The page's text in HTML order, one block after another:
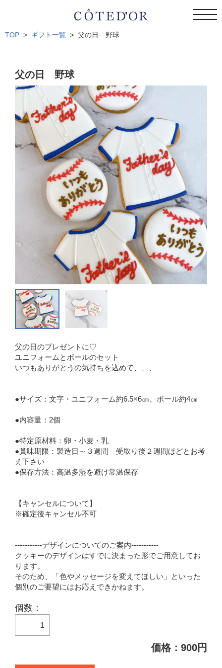
TOP ギフト一覧 父の日 野球
父の日 野球
父の日のプレゼントに♡
ユニフォームとボールのセット
いつもありがとうの気持ちを込めて、、、
●サイズ：文字・ユニフォーム約6.5×6㎝、ボール約4㎝
●内容量：2個
●特定原材料：卵・小麦・乳
●賞味期限：製造日～３週間 受取り後２週間ほどとお考
え下さい
●保存方法：高温多湿を避け常温保存
【キャンセルについて】
※確定後キャンセル不可
-----------デザインについてのご案内-----------
クッキーのデザインはすでに決まった形でご用意してお
ります。
そのため、「色やメッセージを変えてほしい」といった
個別のご要望にはお応えできかねます。
個数：
価格：900円